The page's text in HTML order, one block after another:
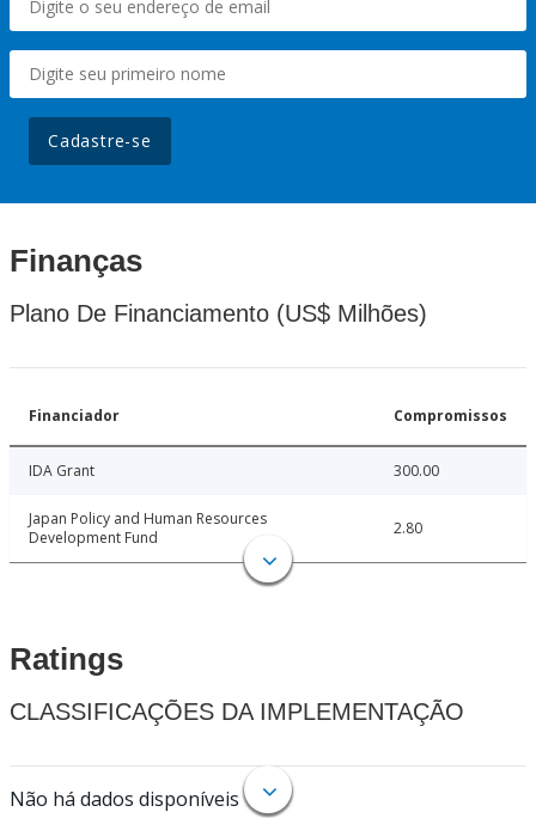
Cadastre-se
Finanças
Plano De Financiamento (US$ Milhões)
Financiador Compromissos
IDA Grant 300.00
Japan Policy and Human Resources
Development Fund
2.80
Ratings
CLASSIFICAÇÕES DA IMPLEMENTAÇÃO
Não há dados disponíveis